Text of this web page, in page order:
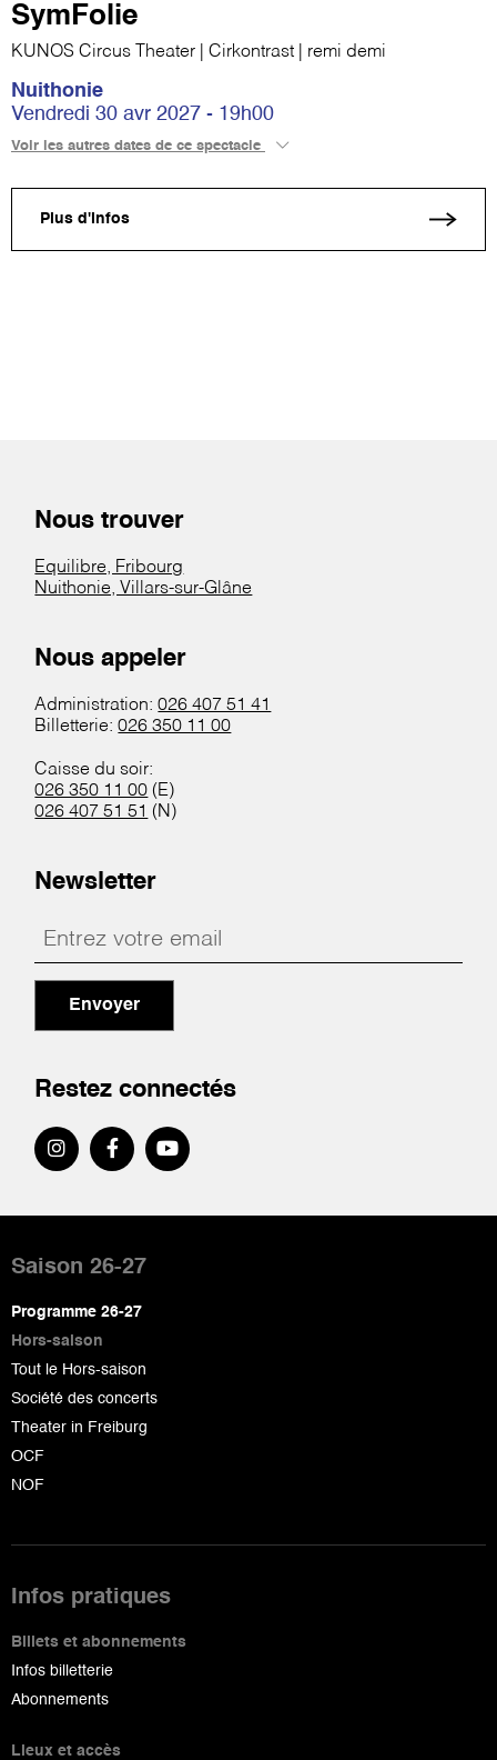
SymFolie
KUNOS Circus Theater | Cirkontrast | remi demi
Nuithonie
Vendredi 30 avr 2027 - 19h00
Voir les autres dates de ce spectacle
Plus d'infos
Nous trouver
Equilibre, Fribourg
Nuithonie, Villars-sur-Glâne
Nous appeler
Administration:026 407 51 41
Billetterie:026 350 11 00
Caisse du soir:
026 350 11 00 (E)
026 407 51 51 (N)
Newsletter
Envoyer
Restez connectés
de
page
Saison 26-27
Programme 26-27
Hors-saison
Tout le Hors-saison
Société des concerts
Theater in Freiburg
OCF
NOF
Infos pratiques
Billets et abonnements
Infos billetterie
Abonnements
Lieux et accès